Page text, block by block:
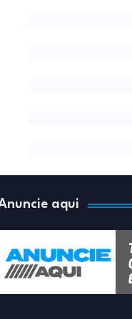
aqui